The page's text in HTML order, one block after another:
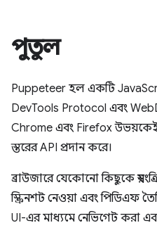
পুতুল
Puppeteer হল একটি
DevTools Protocol এবং
Chrome এবং Firefox উভয়কেই
স্তরের API প্রদান করে।
ব্রাউজারে যেকোনো কিছুকে
স্ক্রিনশট নেওয়া এবং পিডিএফ
UI-এর মাধ্যমে নেভিগেট করা